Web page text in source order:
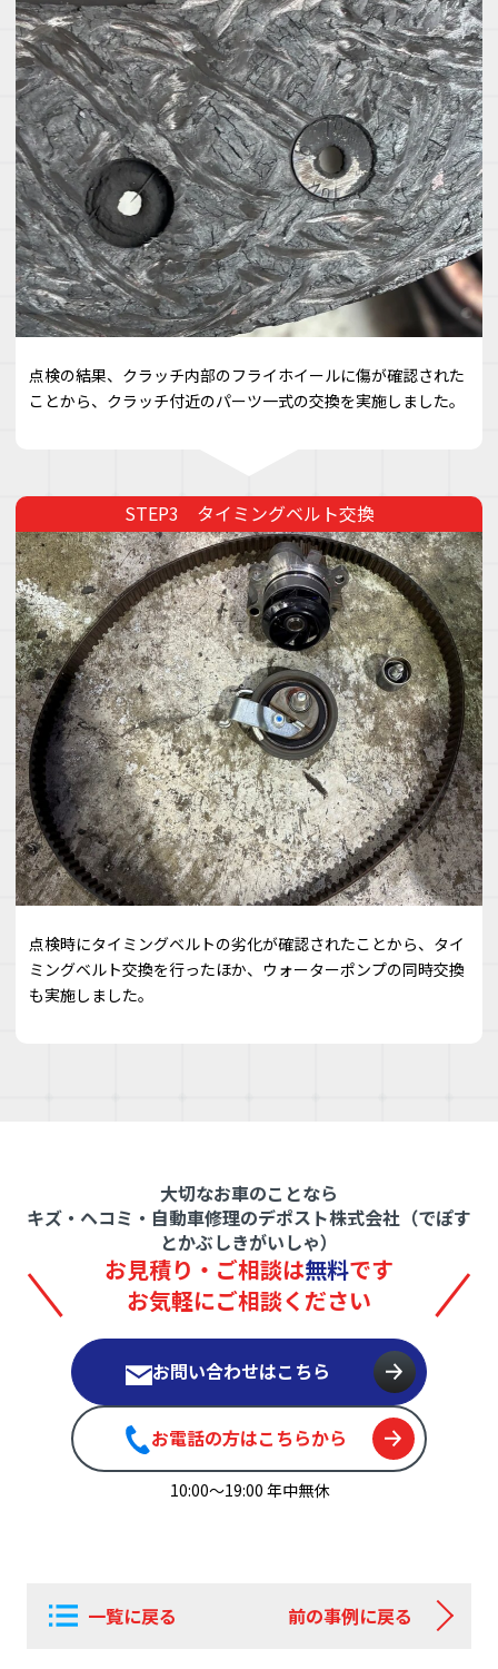
点検の結果、クラッチ内部のフライホイールに傷が確認された
ことから、クラッチ付近のパーツ一式の交換を実施しました。
タイミングベルト交換
点検時にタイミングベルトの劣化が確認されたことから、タイ
ミングベルト交換を行ったほか、ウォーターポンプの同時交換
も実施しました。
大切なお車のことなら
キズ・ヘコミ・自動車修理のデポスト株式会社（でぽす
とかぶしきがいしゃ）
お見積り・ご相談は無料です
お気軽にご相談ください
お問い合わせはこちら
お電話の方はこちらから
10:00〜19:00 年中無休
一覧に戻る 前の事例に戻る